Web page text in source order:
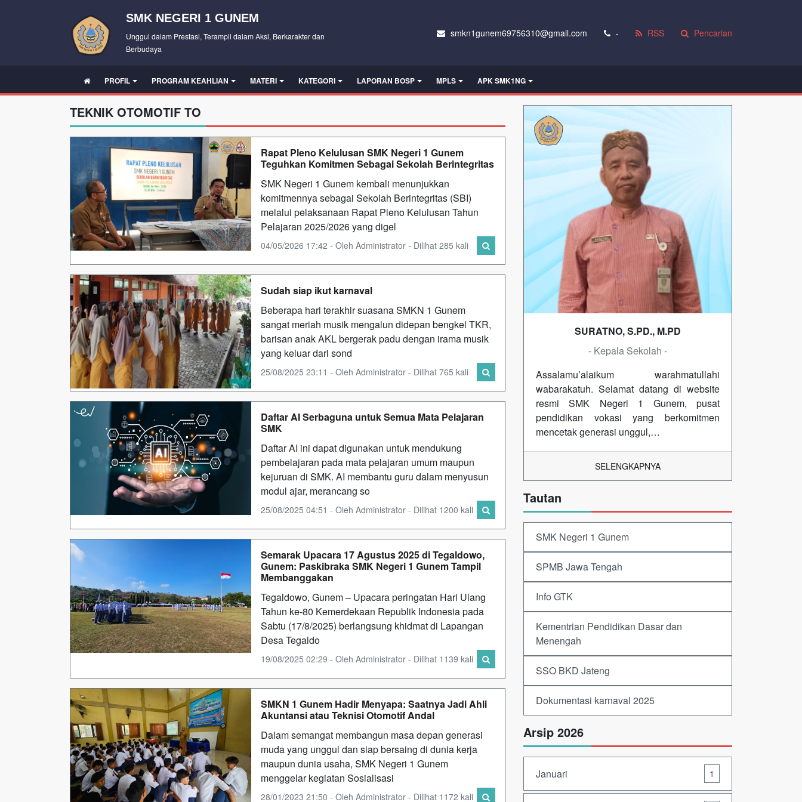
SMK NEGERI 1 GUNEM
Unggul dalam Prestasi, Terampil dalam Aksi, Berkarakter dan
Berbudaya
smkn1gunem69756310@gmail.com - RSS Pencarian
PROFIL PROGRAM KEAHLIAN MATERI KATEGORI LAPORAN BOSP MPLS APK SMK1NG
TEKNIK OTOMOTIF TO
Rapat Pleno Kelulusan SMK Negeri 1 Gunem
Teguhkan Komitmen Sebagai Sekolah Berintegritas
SMK Negeri 1 Gunem kembali menunjukkan
komitmennya sebagai Sekolah Berintegritas (SBI)
melalui pelaksanaan Rapat Pleno Kelulusan Tahun
Pelajaran 2025/2026 yang digel
04/05/2026 17:42 - Oleh Administrator - Dilihat 285 kali
Sudah siap ikut karnaval
Beberapa hari terakhir suasana SMKN 1 Gunem
sangat meriah musik mengalun didepan bengkel TKR,
barisan anak AKL bergerak padu dengan irama musik
yang keluar dari sond
25/08/2025 23:11 - Oleh Administrator - Dilihat 765 kali
Daftar AI Serbaguna untuk Semua Mata Pelajaran
SMK
Daftar AI ini dapat digunakan untuk mendukung
pembelajaran pada mata pelajaran umum maupun
kejuruan di SMK. AI membantu guru dalam menyusun
modul ajar, merancang so
25/08/2025 04:51 - Oleh Administrator - Dilihat 1200 kali
Semarak Upacara 17 Agustus 2025 di Tegaldowo,
Gunem: Paskibraka SMK Negeri 1 Gunem Tampil
Membanggakan
Tegaldowo, Gunem – Upacara peringatan Hari Ulang
Tahun ke-80 Kemerdekaan Republik Indonesia pada
Sabtu (17/8/2025) berlangsung khidmat di Lapangan
Desa Tegaldo
19/08/2025 02:29 - Oleh Administrator - Dilihat 1139 kali
SMKN 1 Gunem Hadir Menyapa: Saatnya Jadi Ahli
Akuntansi atau Teknisi Otomotif Andal
Dalam semangat membangun masa depan generasi
muda yang unggul dan siap bersaing di dunia kerja
maupun dunia usaha, SMK Negeri 1 Gunem
menggelar kegiatan Sosialisasi
28/01/2023 21:50 - Oleh Administrator - Dilihat 1172 kali
SURATNO, S.PD., M.PD
- Kepala Sekolah -
Assalamu’alaikum warahmatullahi
wabarakatuh. Selamat datang di website
resmi SMK Negeri 1 Gunem, pusat
pendidikan vokasi yang berkomitmen
mencetak generasi unggul,…
SELENGKAPNYA
Tautan
SMK Negeri 1 Gunem
SPMB Jawa Tengah
Info GTK
Kementrian Pendidikan Dasar dan
Menengah
SSO BKD Jateng
Dokumentasi karnaval 2025
Arsip 2026
Januari 1